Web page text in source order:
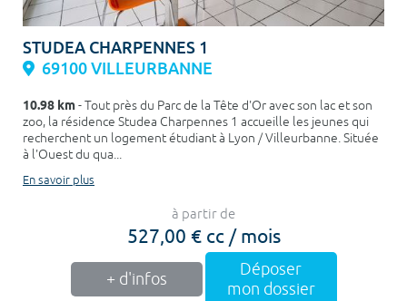
STUDEA CHARPENNES 1
69100 VILLEURBANNE
10.98 km- Tout près du Parc de la Tête d'Or avec son lac et son
zoo, la résidence Studea Charpennes 1 accueille les jeunes qui
recherchent un logement étudiant à Lyon / Villeurbanne. Située
à l'Ouest du qua...
En savoir plus
à partir de
527,00 € cc / mois
+ d'infos
Déposer
mon dossier